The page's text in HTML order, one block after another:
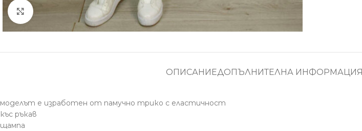
ОПИСАНИЕДОПЪЛНИТЕЛНА ИНФОРМАЦИЯ
моделът е изработен от памучно трико с еластичност
къс ръкав
щампа